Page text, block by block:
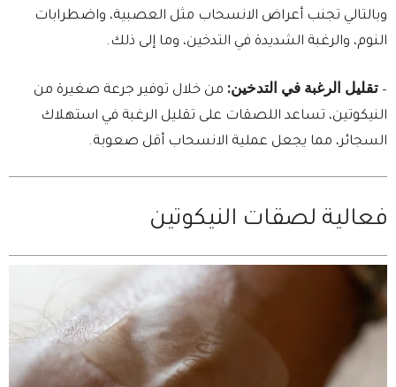
وبالتالي تجنب أعراض الانسحاب مثل العصبية، واضطرابات
النوم، والرغبة الشديدة في التدخين، وما إلى ذلك.
– تقليل الرغبة في التدخين: من خلال توفير جرعة صغيرة من
النيكوتين، تساعد اللصقات على تقليل الرغبة في استهلاك
السجائر، مما يجعل عملية الانسحاب أقل صعوبة.
فعالية لصقات النيكوتين